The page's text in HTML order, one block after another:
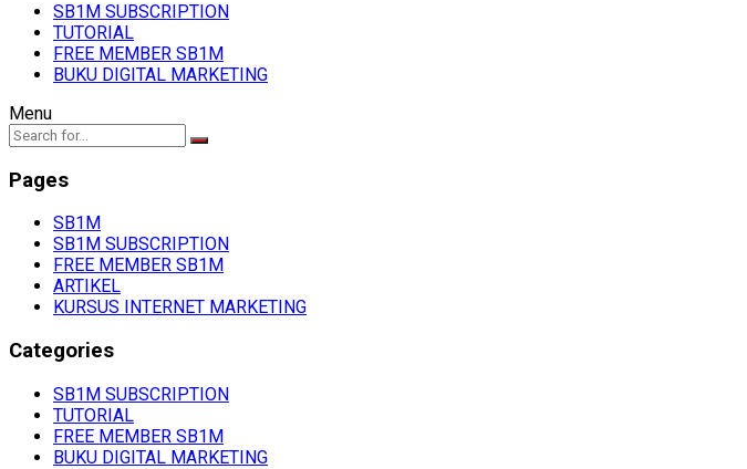
SB1M SUBSCRIPTION
TUTORIAL
FREE MEMBER SB1M
BUKU DIGITAL MARKETING
Menu
Pages
SB1M
SB1M SUBSCRIPTION
FREE MEMBER SB1M
ARTIKEL
KURSUS INTERNET MARKETING
Categories
SB1M SUBSCRIPTION
TUTORIAL
FREE MEMBER SB1M
BUKU DIGITAL MARKETING